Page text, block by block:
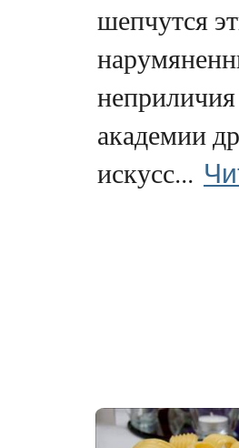
шепчутся
академии
искусс...